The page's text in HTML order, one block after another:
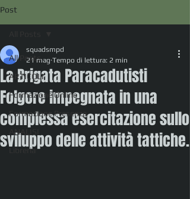
Post
All Posts
ARTICOLI
Formazione Online
Formazione Presenza
ANALISI
Libreria
La Brigata Paracadutisti
Folgore impegnata in una
complessa esercitazione sullo
sviluppo delle attività tattiche.
squadsmpd
21 mag Tempo di lettura: 2 min